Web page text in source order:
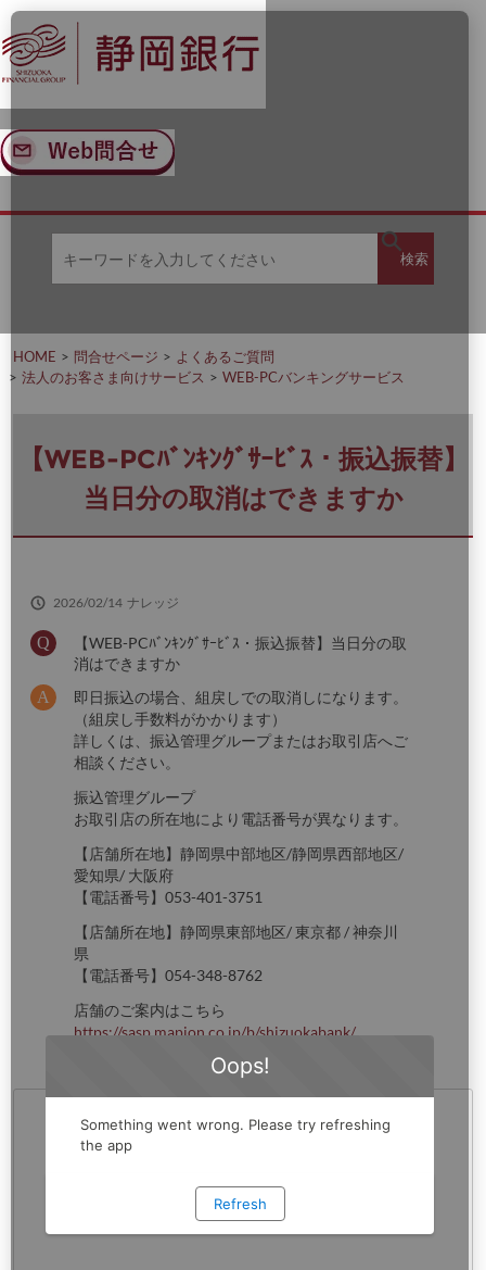
ナ
ビ
ゲ
ー
ン
へ
ス
メ
イ
ン
コ
ン
ツ
へ
ー
ワ
入
力
く
だ
検索
検
HOME 問合せページ
よくあるご質問
法人のお客さま向けサービス
WEB-PCバンキングサービス
【WEB-PCﾊﾞﾝｷﾝｸﾞｻｰﾋﾞｽ・振込振替】
当日分の取消はできますか
2026/02/14 ナレッジ
【WEB-PCﾊﾞﾝｷﾝｸﾞｻｰﾋﾞｽ・振込振替】当日分の取
消はできますか
即日振込の場合、組戻しでの取消しになります。
（組戻し手数料がかかります）
詳しくは、振込管理グループまたはお取引店へご
相談ください。
振込管理グループ
お取引店の所在地により電話番号が異なります。
【店舗所在地】静岡県中部地区/静岡県西部地区/
愛知県/ 大阪府
【電話番号】053-401-3751
【店舗所在地】静岡県東部地区/ 東京都 / 神奈川
県
【電話番号】054-348-8762
店舗のご案内はこちら
https://sasp.mapion.co.jp/b/shizuokabank/